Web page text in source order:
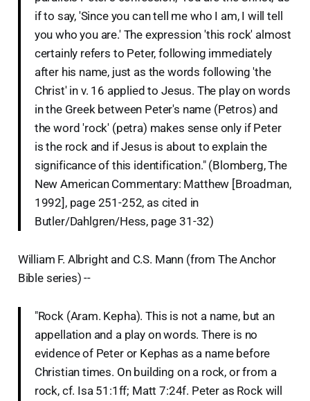
if to say, 'Since you can tell me who I am, I will tell
you who you are.' The expression 'this rock' almost
certainly refers to Peter, following immediately
after his name, just as the words following 'the
Christ' in v. 16 applied to Jesus. The play on words
in the Greek between Peter's name (Petros) and
the word 'rock' (petra) makes sense only if Peter
is the rock and if Jesus is about to explain the
significance of this identification." (Blomberg, The
New American Commentary: Matthew [Broadman,
1992], page 251-252, as cited in
Butler/Dahlgren/Hess, page 31-32)
William F. Albright and C.S. Mann (from The Anchor
Bible series) --
"Rock (Aram. Kepha). This is not a name, but an
appellation and a play on words. There is no
evidence of Peter or Kephas as a name before
Christian times. On building on a rock, or from a
rock, cf. Isa 51:1ff; Matt 7:24f. Peter as Rock will